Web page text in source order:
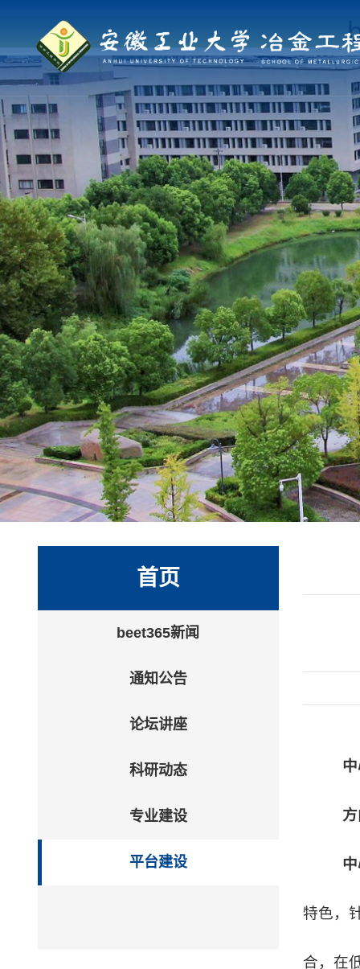
首页
beet365新闻
通知公告
论坛讲座
科研动态
专业建设
平台建设
特色，
合，在